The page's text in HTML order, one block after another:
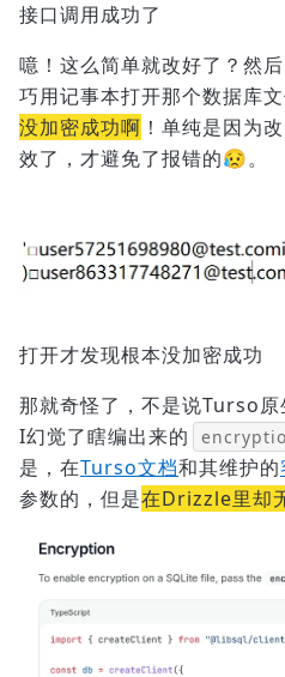
接口调用成功了
噫！这么简单就改好了？然
巧用记事本打开那个数据库文
没加密成功啊 ！单纯是因为
效了，才避免了报错的😥。
打开才发现根本没加密成功
那就奇怪了，不是说Turso
I幻觉了瞎编出来的
是，在Turso文档和其维护的
参数的，但是在Drizzle里却